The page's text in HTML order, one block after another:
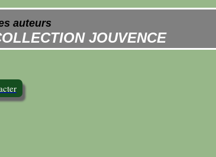
auteurs
JOUVENCE